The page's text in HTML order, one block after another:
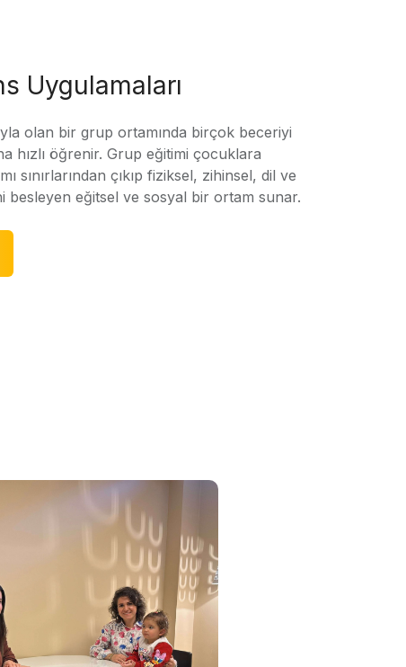
Uygulamaları
olan bir grup ortamında birçok beceriyi
hızlı öğrenir. Grup eğitimi çocuklara
sınırlarından çıkıp fiziksel, zihinsel, dil ve
besleyen eğitsel ve sosyal bir ortam sunar.